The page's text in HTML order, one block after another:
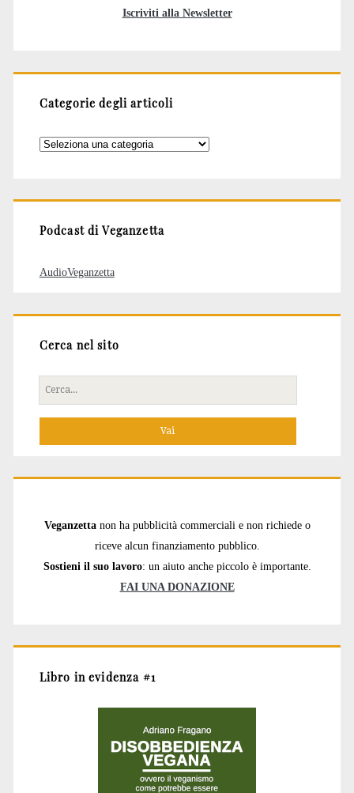
Iscriviti alla Newsletter
Categorie degli articoli
Categorie
Podcast di Veganzetta
AudioVeganzetta
Cerca nel sito
Cerca
per:
Veganzetta non ha pubblicità commerciali e non richiede o
riceve alcun finanziamento pubblico.
Sostieni il suo lavoro: un aiuto anche piccolo è importante.
FAI UNA DONAZIONE
Libro in evidenza #1